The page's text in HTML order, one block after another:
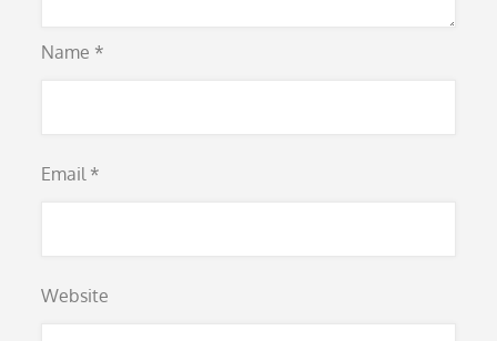
Name *
Email *
Website